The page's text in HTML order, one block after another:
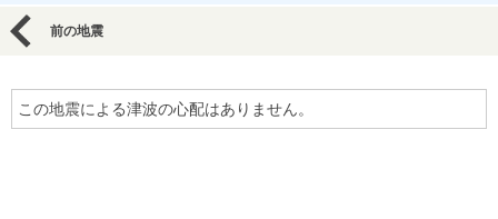
前の地震
この地震による津波の心配はありません。